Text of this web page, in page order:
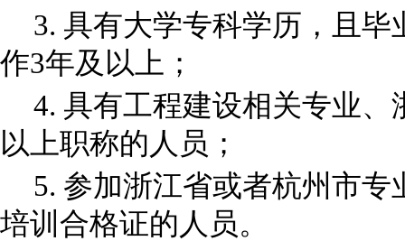
3. 具有大学专科学历，且
作3年及以上；
4. 具有工程建设相关专业
以上职称的人员；
5. 参加浙江省或者杭州市
培训合格证的人员。